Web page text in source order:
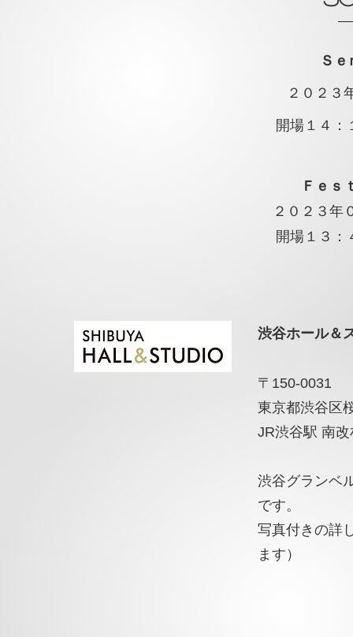
Ｓ
２０２３
開場１４：
Ｆｅ
２０２３年
開場１３：
渋谷ホール＆
〒150-0031
東京都渋谷区
JR渋谷駅 南
渋谷グランベ
です。
写真付きの詳
ます）